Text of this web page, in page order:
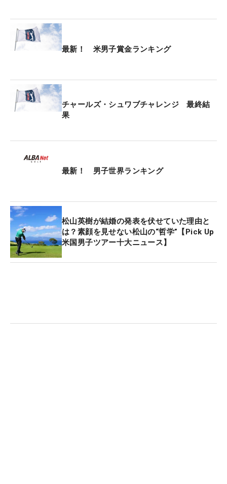
最新！ 米男子賞金ランキング
チャールズ・シュワブチャレンジ 最終結
果
最新！ 男子世界ランキング
松山英樹が結婚の発表を伏せていた理由と
は？素顔を見せない松山の“哲学”【Pick Up
米国男子ツアー十大ニュース】